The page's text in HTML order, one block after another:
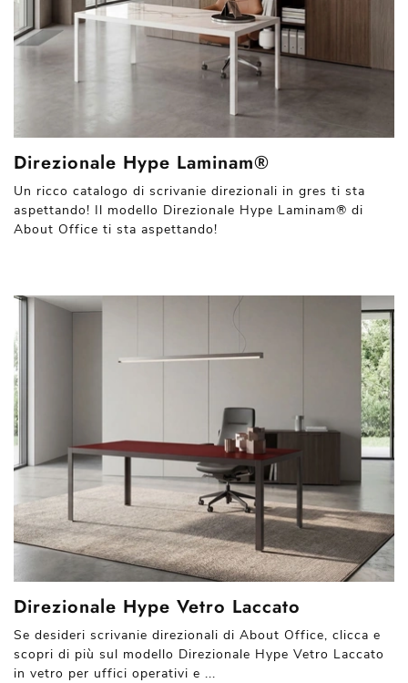
Direzionale Hype Laminam®
Un ricco catalogo di scrivanie direzionali in gres ti sta
aspettando! Il modello Direzionale Hype Laminam® di
About Office ti sta aspettando!
Direzionale Hype Vetro Laccato
Se desideri scrivanie direzionali di About Office, clicca e
scopri di più sul modello Direzionale Hype Vetro Laccato
in vetro per uffici operativi e ...